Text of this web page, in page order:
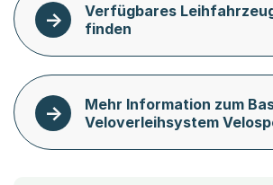
Verfügbares
finden
Mehr Information zum
Veloverleihsystem